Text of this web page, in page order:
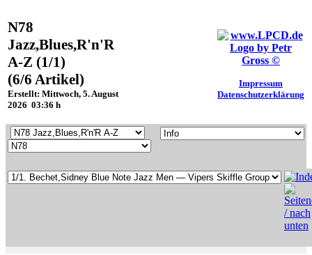
N78
Jazz,Blues,R'n'R
A-Z (1/1)
(6/6 Artikel)
Erstellt: Mittwoch, 5. August
2026 03:36 h
Impressum
Datenschutzerklärung